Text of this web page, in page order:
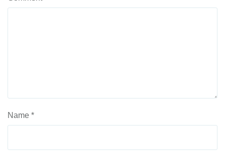
Name *